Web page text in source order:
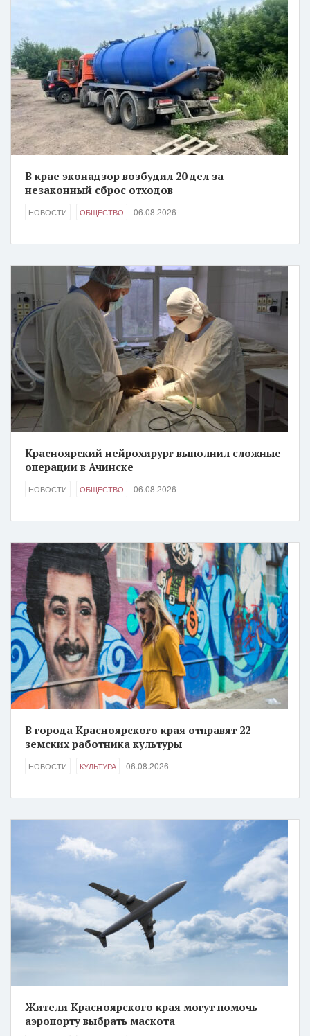
В крае эконадзор возбудил 20 дел за
незаконный сброс отходов
НОВОСТИ ОБЩЕСТВО 06.08.2026
Красноярский нейрохирург выполнил сложные
операции в Ачинске
НОВОСТИ ОБЩЕСТВО 06.08.2026
В города Красноярского края отправят 22
земских работника культуры
НОВОСТИ КУЛЬТУРА 06.08.2026
Жители Красноярского края могут помочь
аэропорту выбрать маскота